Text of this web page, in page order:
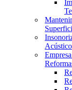
Acústico